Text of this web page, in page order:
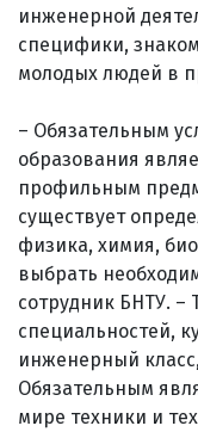
инженерной
специфики,
молодых людей в
– Обязательным
образования
профильным
существует
физика, химия,
выбрать
сотрудник БНТУ. –
специальностей,
инженерный
Обязательным
мире техники и